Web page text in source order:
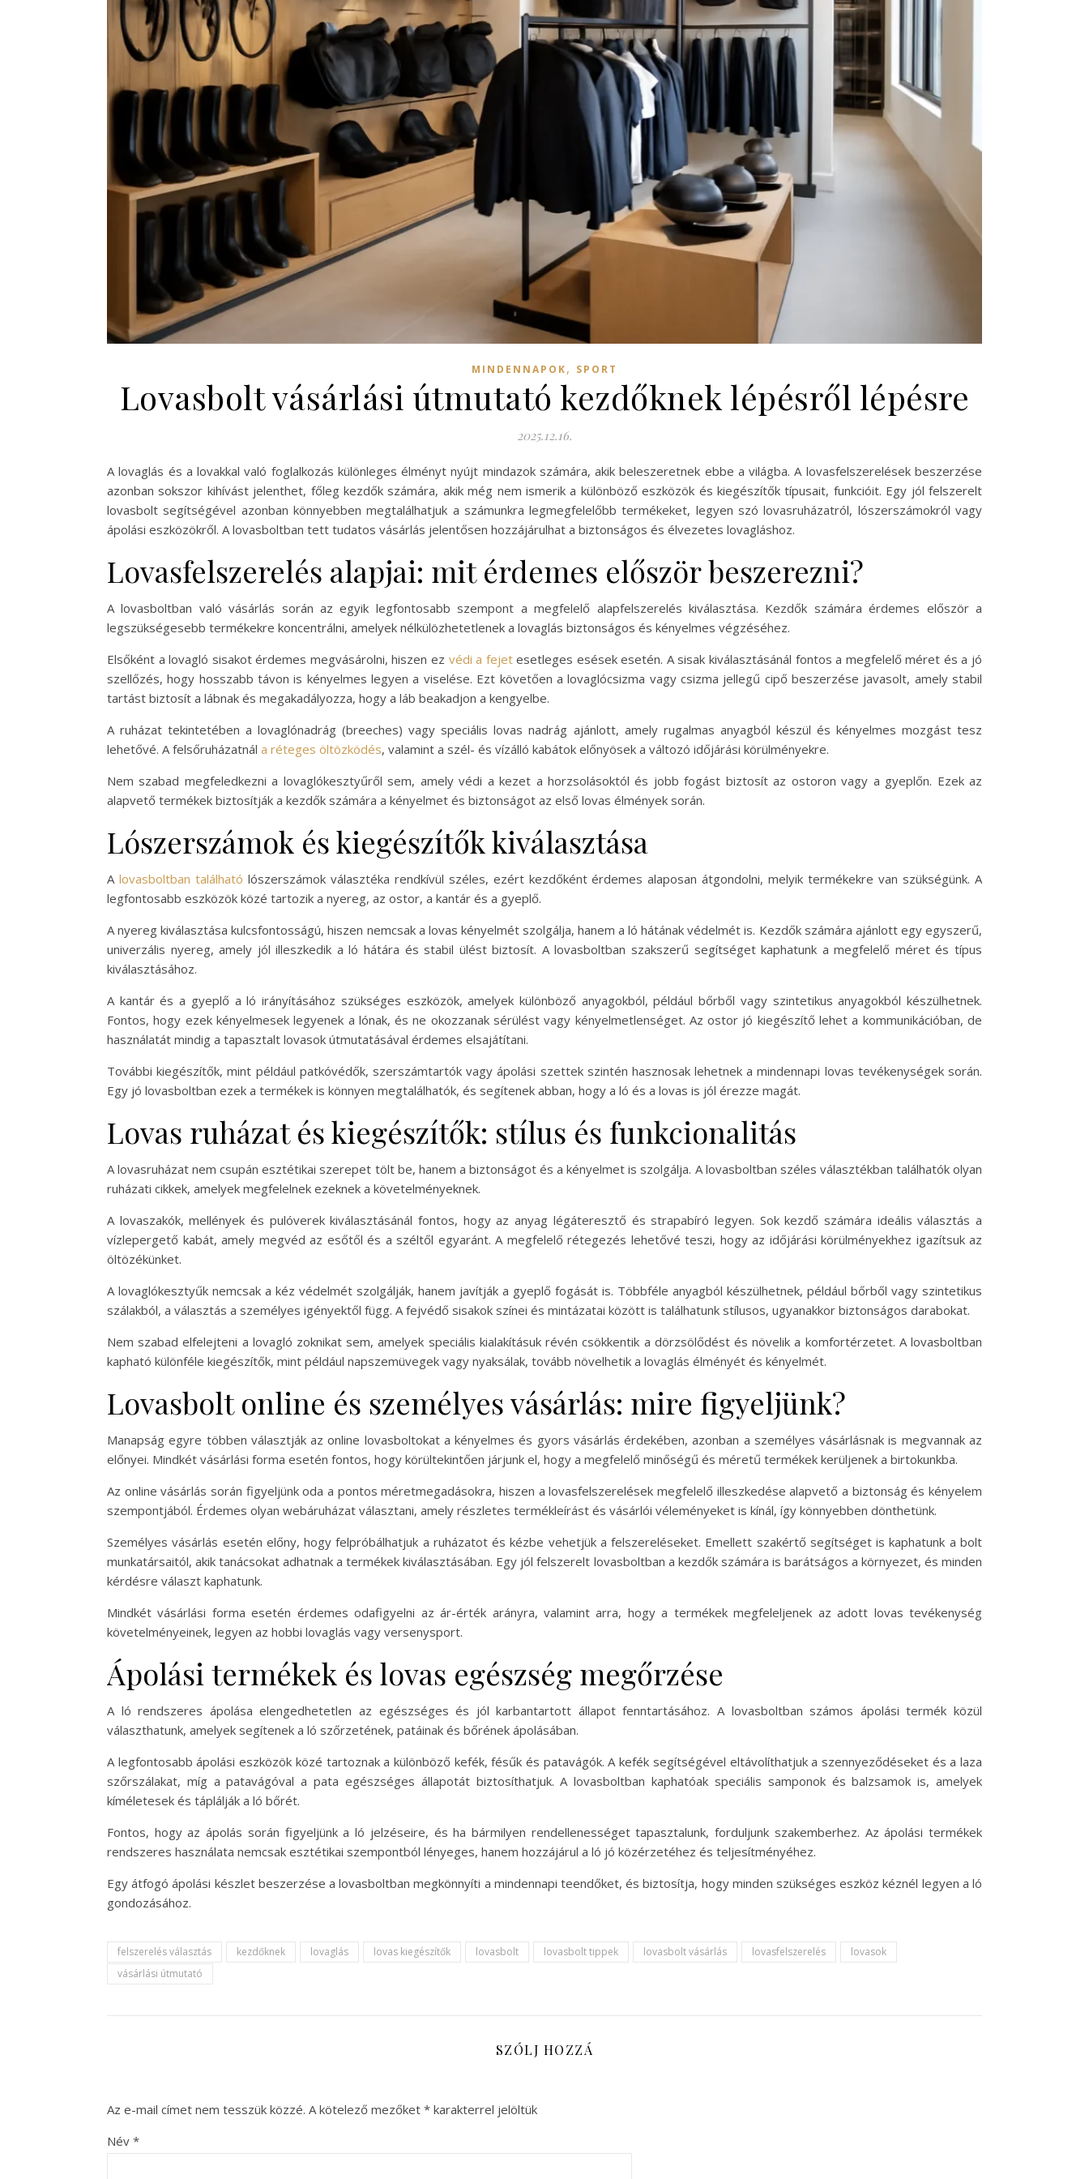
MINDENNAPOK, SPORT
Lovasbolt vásárlási útmutató kezdőknek lépésről lépésre
2025.12.16.
A lovaglás és a lovakkal való foglalkozás különleges élményt nyújt mindazok számára, akik beleszeretnek ebbe a világba. A lovasfelszerelések beszerzése
azonban sokszor kihívást jelenthet, főleg kezdők számára, akik még nem ismerik a különböző eszközök és kiegészítők típusait, funkcióit. Egy jól felszerelt
lovasbolt segítségével azonban könnyebben megtalálhatjuk a számunkra legmegfelelőbb termékeket, legyen szó lovasruházatról, lószerszámokról vagy
ápolási eszközökről. A lovasboltban tett tudatos vásárlás jelentősen hozzájárulhat a biztonságos és élvezetes lovagláshoz.
Lovasfelszerelés alapjai: mit érdemes először beszerezni?
A lovasboltban való vásárlás során az egyik legfontosabb szempont a megfelelő alapfelszerelés kiválasztása. Kezdők számára érdemes először a
legszükségesebb termékekre koncentrálni, amelyek nélkülözhetetlenek a lovaglás biztonságos és kényelmes végzéséhez.
Elsőként a lovagló sisakot érdemes megvásárolni, hiszen ez védi a fejetesetleges esések esetén. A sisak kiválasztásánál fontos a megfelelő méret és a jó
szellőzés, hogy hosszabb távon is kényelmes legyen a viselése. Ezt követően a lovaglócsizma vagy csizma jellegű cipő beszerzése javasolt, amely stabil
tartást biztosít a lábnak és megakadályozza, hogy a láb beakadjon a kengyelbe.
A ruházat tekintetében a lovaglónadrág (breeches) vagy speciális lovas nadrág ajánlott, amely rugalmas anyagból készül és kényelmes mozgást tesz
lehetővé. A felsőruházatnál a réteges öltözködés, valamint a szél- és vízálló kabátok előnyösek a változó időjárási körülményekre.
Nem szabad megfeledkezni a lovaglókesztyűről sem, amely védi a kezet a horzsolásoktól és jobb fogást biztosít az ostoron vagy a gyeplőn. Ezek az
alapvető termékek biztosítják a kezdők számára a kényelmet és biztonságot az első lovas élmények során.
Lószerszámok és kiegészítők kiválasztása
A lovasboltban található lószerszámok választéka rendkívül széles, ezért kezdőként érdemes alaposan átgondolni, melyik termékekre van szükségünk. A
legfontosabb eszközök közé tartozik a nyereg, az ostor, a kantár és a gyeplő.
A nyereg kiválasztása kulcsfontosságú, hiszen nemcsak a lovas kényelmét szolgálja, hanem a ló hátának védelmét is. Kezdők számára ajánlott egy egyszerű,
univerzális nyereg, amely jól illeszkedik a ló hátára és stabil ülést biztosít. A lovasboltban szakszerű segítséget kaphatunk a megfelelő méret és típus
kiválasztásához.
A kantár és a gyeplő a ló irányításához szükséges eszközök, amelyek különböző anyagokból, például bőrből vagy szintetikus anyagokból készülhetnek.
Fontos, hogy ezek kényelmesek legyenek a lónak, és ne okozzanak sérülést vagy kényelmetlenséget. Az ostor jó kiegészítő lehet a kommunikációban, de
használatát mindig a tapasztalt lovasok útmutatásával érdemes elsajátítani.
További kiegészítők, mint például patkóvédők, szerszámtartók vagy ápolási szettek szintén hasznosak lehetnek a mindennapi lovas tevékenységek során.
Egy jó lovasboltban ezek a termékek is könnyen megtalálhatók, és segítenek abban, hogy a ló és a lovas is jól érezze magát.
Lovas ruházat és kiegészítők: stílus és funkcionalitás
A lovasruházat nem csupán esztétikai szerepet tölt be, hanem a biztonságot és a kényelmet is szolgálja. A lovasboltban széles választékban találhatók olyan
ruházati cikkek, amelyek megfelelnek ezeknek a követelményeknek.
A lovaszakók, mellények és pulóverek kiválasztásánál fontos, hogy az anyag légáteresztő és strapabíró legyen. Sok kezdő számára ideális választás a
vízlepergető kabát, amely megvéd az esőtől és a széltől egyaránt. A megfelelő rétegezés lehetővé teszi, hogy az időjárási körülményekhez igazítsuk az
öltözékünket.
A lovaglókesztyűk nemcsak a kéz védelmét szolgálják, hanem javítják a gyeplő fogását is. Többféle anyagból készülhetnek, például bőrből vagy szintetikus
szálakból, a választás a személyes igényektől függ. A fejvédő sisakok színei és mintázatai között is találhatunk stílusos, ugyanakkor biztonságos darabokat.
Nem szabad elfelejteni a lovagló zoknikat sem, amelyek speciális kialakításuk révén csökkentik a dörzsölődést és növelik a komfortérzetet. A lovasboltban
kapható különféle kiegészítők, mint például napszemüvegek vagy nyaksálak, tovább növelhetik a lovaglás élményét és kényelmét.
Lovasbolt online és személyes vásárlás: mire figyeljünk?
Manapság egyre többen választják az online lovasboltokat a kényelmes és gyors vásárlás érdekében, azonban a személyes vásárlásnak is megvannak az
előnyei. Mindkét vásárlási forma esetén fontos, hogy körültekintően járjunk el, hogy a megfelelő minőségű és méretű termékek kerüljenek a birtokunkba.
Az online vásárlás során figyeljünk oda a pontos méretmegadásokra, hiszen a lovasfelszerelések megfelelő illeszkedése alapvető a biztonság és kényelem
szempontjából. Érdemes olyan webáruházat választani, amely részletes termékleírást és vásárlói véleményeket is kínál, így könnyebben dönthetünk.
Személyes vásárlás esetén előny, hogy felpróbálhatjuk a ruházatot és kézbe vehetjük a felszereléseket. Emellett szakértő segítséget is kaphatunk a bolt
munkatársaitól, akik tanácsokat adhatnak a termékek kiválasztásában. Egy jól felszerelt lovasboltban a kezdők számára is barátságos a környezet, és minden
kérdésre választ kaphatunk.
Mindkét vásárlási forma esetén érdemes odafigyelni az ár-érték arányra, valamint arra, hogy a termékek megfeleljenek az adott lovas tevékenység
követelményeinek, legyen az hobbi lovaglás vagy versenysport.
Ápolási termékek és lovas egészség megőrzése
A ló rendszeres ápolása elengedhetetlen az egészséges és jól karbantartott állapot fenntartásához. A lovasboltban számos ápolási termék közül
választhatunk, amelyek segítenek a ló szőrzetének, patáinak és bőrének ápolásában.
A legfontosabb ápolási eszközök közé tartoznak a különböző kefék, fésűk és patavágók. A kefék segítségével eltávolíthatjuk a szennyeződéseket és a laza
szőrszálakat, míg a patavágóval a pata egészséges állapotát biztosíthatjuk. A lovasboltban kaphatóak speciális samponok és balzsamok is, amelyek
kíméletesek és táplálják a ló bőrét.
Fontos, hogy az ápolás során figyeljünk a ló jelzéseire, és ha bármilyen rendellenességet tapasztalunk, forduljunk szakemberhez. Az ápolási termékek
rendszeres használata nemcsak esztétikai szempontból lényeges, hanem hozzájárul a ló jó közérzetéhez és teljesítményéhez.
Egy átfogó ápolási készlet beszerzése a lovasboltban megkönnyíti a mindennapi teendőket, és biztosítja, hogy minden szükséges eszköz kéznél legyen a ló
gondozásához.
felszerelés választás kezdőknek lovaglás lovas kiegészítők lovasbolt lovasbolt tippek lovasbolt vásárlás lovasfelszerelés
lovasok
vásárlási útmutató
SZÓLJ HOZZÁ
Az e-mail címet nem tesszük közzé. A kötelező mezőket * karakterrel jelöltük
Név *